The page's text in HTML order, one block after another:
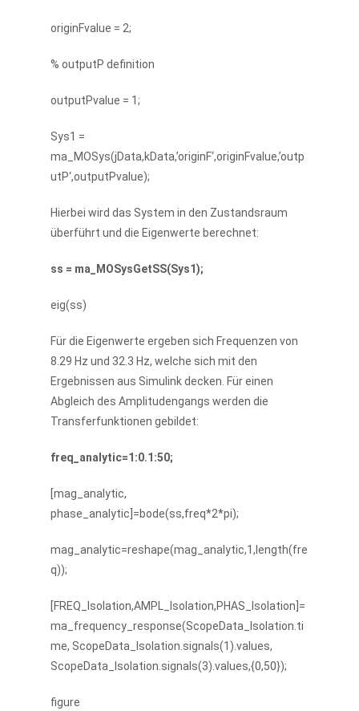
originFvalue = 2;
% outputP definition
outputPvalue = 1;
Sys1 =
ma_MOSys(jData,kData,’originF‘,originFvalue,’outp
utP‘,outputPvalue);
Hierbei wird das System in den Zustandsraum
überführt und die Eigenwerte berechnet:
ss = ma_MOSysGetSS(Sys1);
eig(ss)
Für die Eigenwerte ergeben sich Frequenzen von
8.29 Hz und 32.3 Hz, welche sich mit den
Ergebnissen aus Simulink decken. Für einen
Abgleich des Amplitudengangs werden die
Transferfunktionen gebildet:
freq_analytic=1:0.1:50;
[mag_analytic,
phase_analytic]=bode(ss,freq*2*pi);
mag_analytic=reshape(mag_analytic,1,length(fre
q));
[FREQ_Isolation,AMPL_Isolation,PHAS_Isolation]=
ma_frequency_response(ScopeData_Isolation.ti
me, ScopeData_Isolation.signals(1).values,
ScopeData_Isolation.signals(3).values,{0,50});
figure